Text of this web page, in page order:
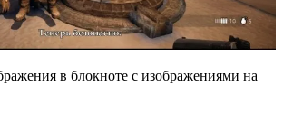
в блокноте с изображениями на